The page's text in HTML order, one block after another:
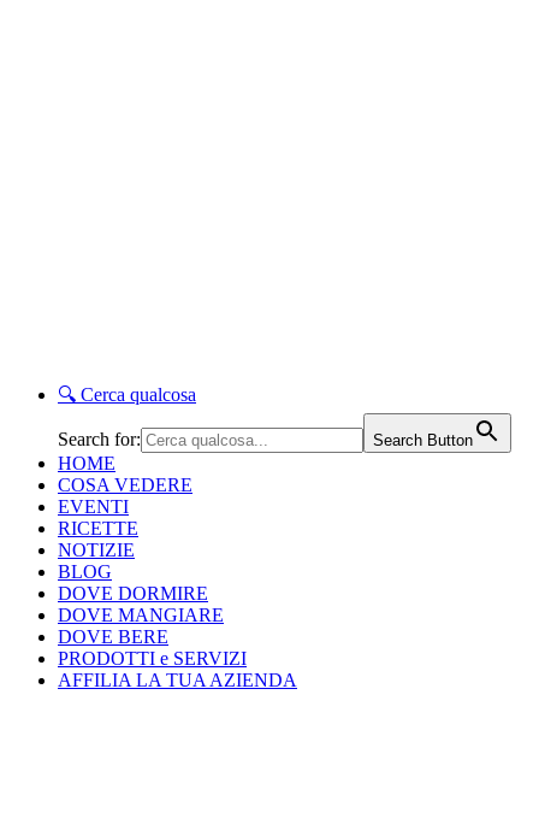
🔍 Cerca qualcosa
Search for: Search Button
HOME
COSA VEDERE
EVENTI
RICETTE
NOTIZIE
BLOG
DOVE DORMIRE
DOVE MANGIARE
DOVE BERE
PRODOTTI e SERVIZI
AFFILIA LA TUA AZIENDA